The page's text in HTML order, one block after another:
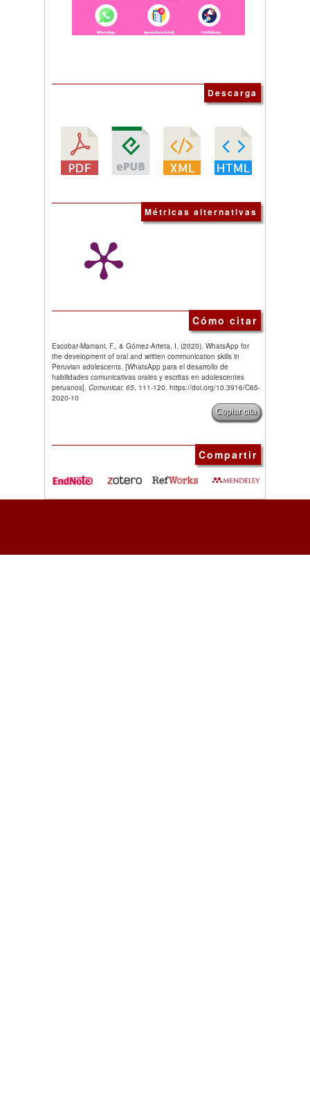
Descarga
Métricas alternativas
Cómo citar
Escobar-Mamani, F., & Gómez-Arteta, I. (2020). WhatsApp for
the development of oral and written communication skills in
Peruvian adolescents. [WhatsApp para el desarrollo de
habilidades comunicativas orales y escritas en adolescentes
peruanos]. Comunicar, 65 , 111-120. https://doi.org/10.3916/C65-
2020-10
Copiar cita
Compartir